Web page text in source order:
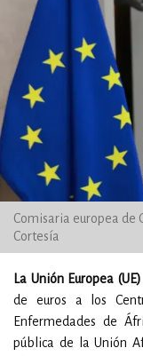
Comisaria europea de
Cortesía
La Unión Europea (UE)
de euros a los
Enfermedades de
pública de la Unión